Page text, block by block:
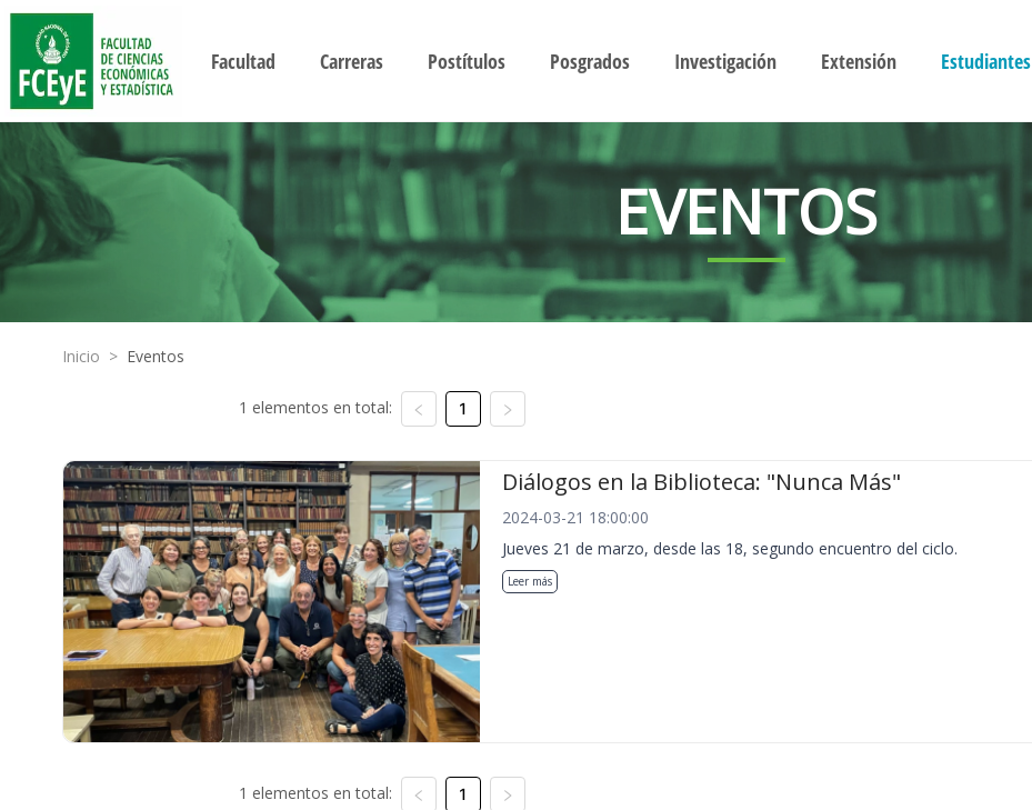
Facultad Carreras Postítulos Posgrados Investigación Extensión Estudiantes
EVENTOS
Inicio > Eventos
1 elementos en total: 1
Diálogos en la Biblioteca: "Nunca Más"
2024-03-21 18:00:00
Jueves 21 de marzo, desde las 18, segundo encuentro del ciclo.
Leer más
1 elementos en total: 1